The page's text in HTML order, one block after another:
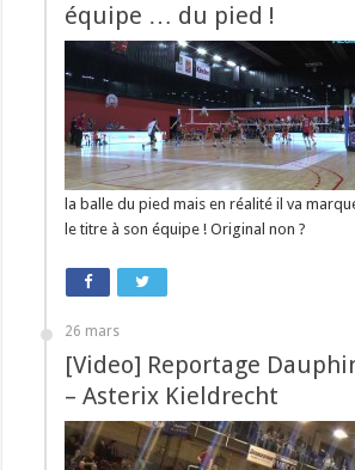
équipe … du pied !
la balle du pied mais en réalité il va
le titre à son équipe ! Original non ?
26 mars
[Video] Reportage
– Asterix Kieldrecht